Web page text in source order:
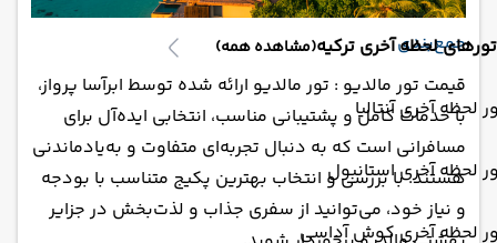
تورهای لحظه آخری ترکیه(مشاهده همه)
لحظه آخری آنتالیا
لحظه آخری استانبول
لحظه آخری کوش آداسی
جمع‌بندی
قیمت تور مالدیو : تور مالدیو ارائه‌ شده توسط ابرآسا پرواز،
با خدمات کامل و پشتیبانی مناسب، انتخابی ایده‌آل برای
مسافرانی است که به دنبال تجربه‌ای متفاوت و به‌یادماندنی
هستند. با بررسی و انتخاب بهترین پکیج متناسب با بودجه
و نیاز خود، می‌توانید از سفری جذاب و لذت‌بخش در جزایر